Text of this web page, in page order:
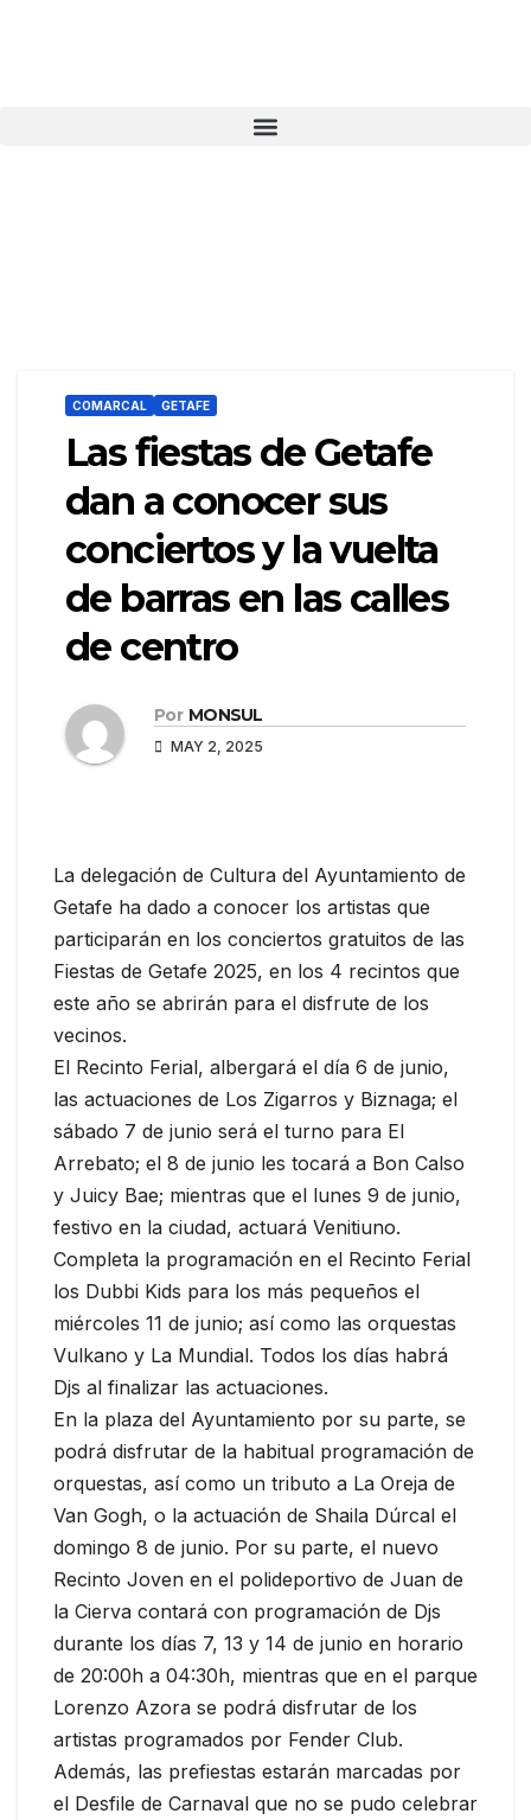
COMARCAL GETAFE
Las fiestas de Getafe
dan a conocer sus
conciertos y la vuelta
de barras en las calles
de centro
Por MONSUL
MAY 2, 2025
La delegación de Cultura del Ayuntamiento de
Getafe ha dado a conocer los artistas que
participarán en los conciertos gratuitos de las
Fiestas de Getafe 2025, en los 4 recintos que
este año se abrirán para el disfrute de los
vecinos.
El Recinto Ferial, albergará el día 6 de junio,
las actuaciones de Los Zigarros y Biznaga; el
sábado 7 de junio será el turno para El
Arrebato; el 8 de junio les tocará a Bon Calso
y Juicy Bae; mientras que el lunes 9 de junio,
festivo en la ciudad, actuará Venitiuno.
Completa la programación en el Recinto Ferial
los Dubbi Kids para los más pequeños el
miércoles 11 de junio; así como las orquestas
Vulkano y La Mundial. Todos los días habrá
Djs al finalizar las actuaciones.
En la plaza del Ayuntamiento por su parte, se
podrá disfrutar de la habitual programación de
orquestas, así como un tributo a La Oreja de
Van Gogh, o la actuación de Shaila Dúrcal el
domingo 8 de junio. Por su parte, el nuevo
Recinto Joven en el polideportivo de Juan de
la Cierva contará con programación de Djs
durante los días 7, 13 y 14 de junio en horario
de 20:00h a 04:30h, mientras que en el parque
Lorenzo Azora se podrá disfrutar de los
artistas programados por Fender Club.
Además, las prefiestas estarán marcadas por
el Desfile de Carnaval que no se pudo celebrar